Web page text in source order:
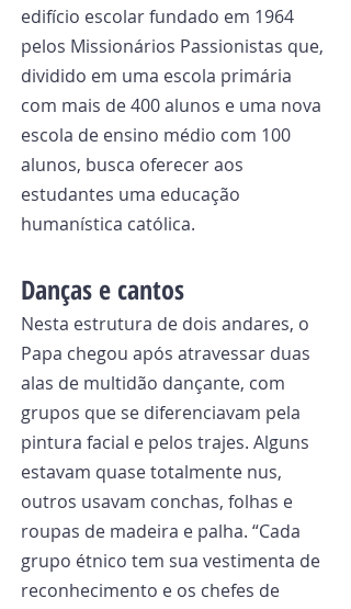
edifício escolar fundado em 1964
pelos Missionários Passionistas que,
dividido em uma escola primária
com mais de 400 alunos e uma nova
escola de ensino médio com 100
alunos, busca oferecer aos
estudantes uma educação
humanística católica.
Danças e cantos
Nesta estrutura de dois andares, o
Papa chegou após atravessar duas
alas de multidão dançante, com
grupos que se diferenciavam pela
pintura facial e pelos trajes. Alguns
estavam quase totalmente nus,
outros usavam conchas, folhas e
roupas de madeira e palha. “Cada
grupo étnico tem sua vestimenta de
reconhecimento e os chefes de